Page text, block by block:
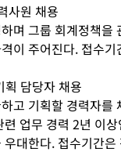
사원 채용
며 그룹 회계정책을
이 주어진다. 접수
담당자 채용
고 기획할 경력자
업무 경력 2년 이
대한다. 접수기간